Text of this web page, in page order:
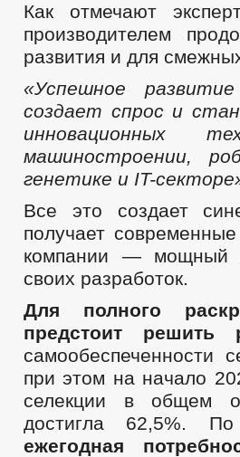
Как отмечают
производителем
развития и для
«Успешное
создает спрос и
инновационных
машиностроении,
генетике и IT-
Все это создает
получает
компании — мощный
своих разработок.
Для полного
предстоит решить
самообеспеченности
при этом на начало
селекции в общем
достигла 62,5%.
ежегодная